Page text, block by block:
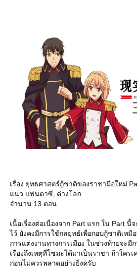
เรื่อง ยุทธศาสตร์กู้ชาติของราชามือใหม่
นว แฟนตาซี, ต่างโลก
จำนวน 13 ตอน
เนื้อเรื่องต่อเนื่องจาก Part แรก ใน Part นี้
ไว้ ยังคงมีการใช้กลยุทธ์เพื่อกอบกู้ชาติเหมื
การแต่งงานทางการเมือง ในช่วงท้ายจะ
เรื่องถึงเหตุที่โซมะได้มาเป็นราชา ถ้าใคร
ก่อนไม่ควรพลาดอย่างยิ่งครับ